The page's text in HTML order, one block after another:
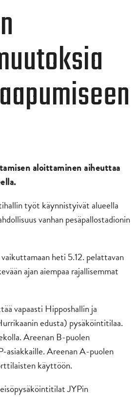
aloittaminen aiheuttaa
työt käynnistyivät alueella
vanhan pesäpallostadionin
heti 5.12. pelattavan
ajan aiempaa rajallisemmat
vapaasti Hipposhallin ja
edusta) pysäköintitilaa.
Areenan B-puolen
asiakkaille. Areenan A-puolen
käyttöön.
JYPin